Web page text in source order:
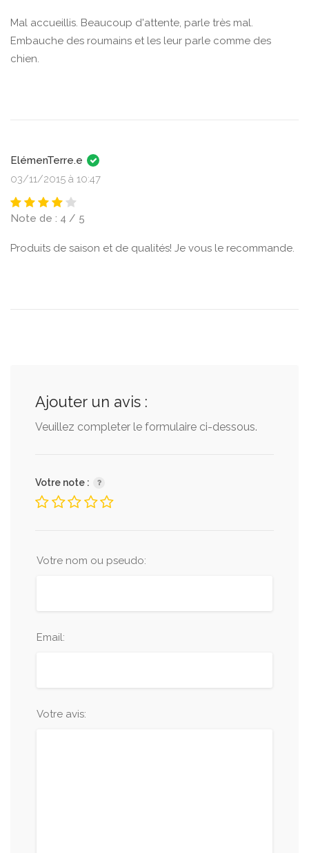
Mal accueillis. Beaucoup d'attente, parle très mal.
Embauche des roumains et les leur parle comme des
chien.
ElémenTerre.e
03/11/2015 à 10:47
Note de : 4 / 5
Produits de saison et de qualités! Je vous le recommande.
Ajouter un avis :
Veuillez completer le formulaire ci-dessous.
Votre note :
Votre nom ou pseudo:
Email:
Votre avis: